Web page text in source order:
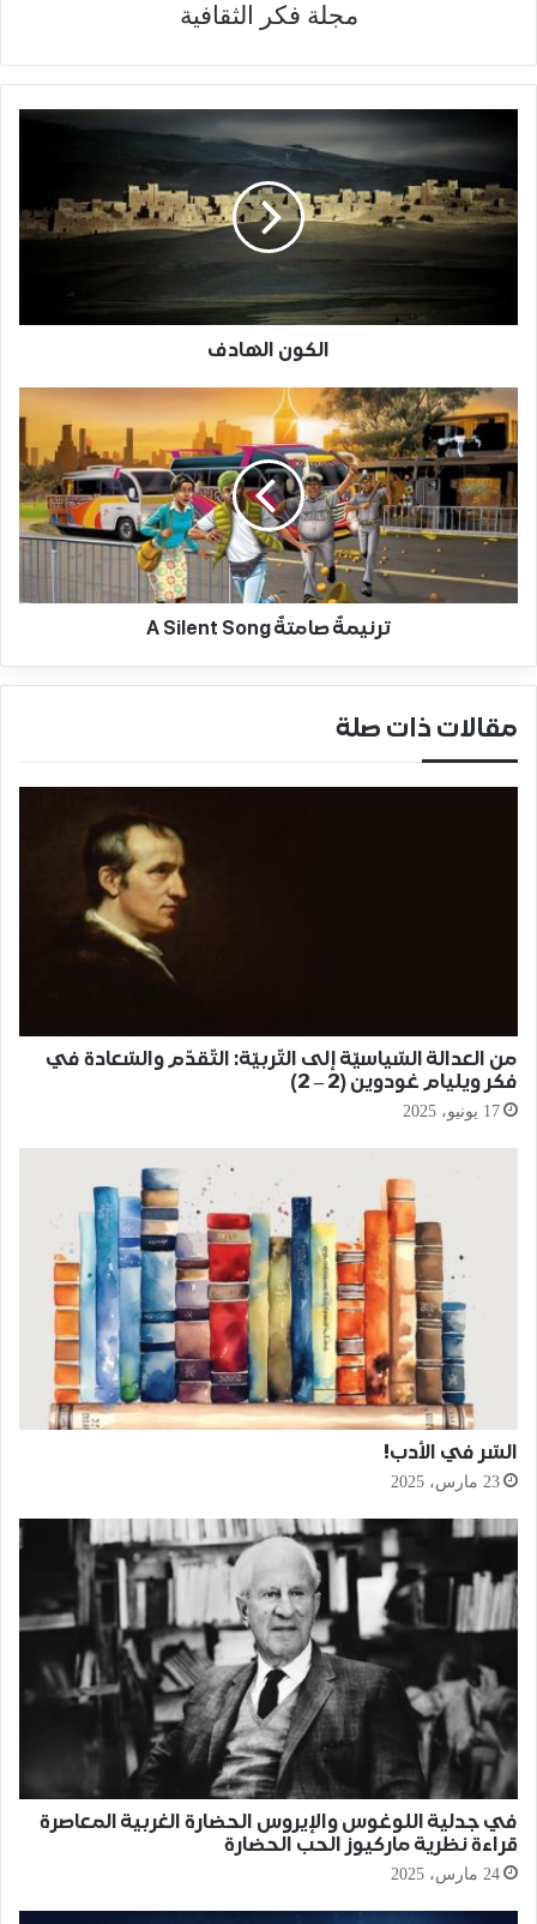
مجلة فكر الثقافية
الكون الهادف
ترنيمةٌ صامتةٌ A Silent Song
مقالات ذات صلة
من العدالة السّياسيّة إلى التّربيّة: التّقدّم والسّعادة في
فكر ويليام غودوين (2 – 2)
17 يونيو، 2025
السّر في الأدب!
23 مارس، 2025
في جدلية اللوغوس والإيروس الحضارة الغربية المعاصرة
قراءة نظرية ماركيوز الحب الحضارة
24 مارس، 2025